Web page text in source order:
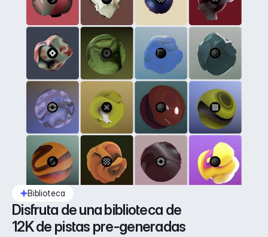
Biblioteca
Disfruta de una biblioteca de
12K de pistas pre-generadas